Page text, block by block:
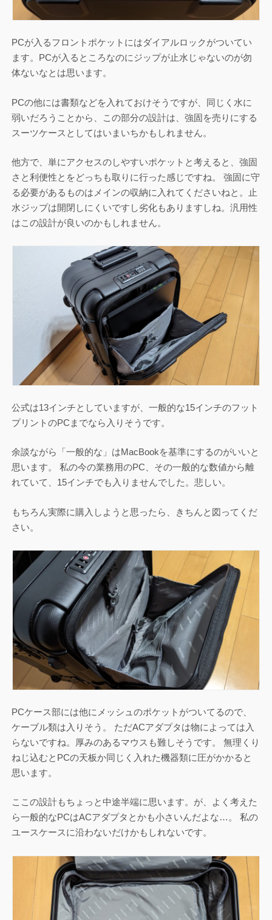
PCが入るフロントポケットにはダイアルロックがついてい
ます。PCが入るところなのにジップが止水じゃないのが勿
体ないなとは思います。
PCの他には書類などを入れておけそうですが、同じく水に
弱いだろうことから、この部分の設計は、強固を売りにする
スーツケースとしてはいまいちかもしれません。
他方で、単にアクセスのしやすいポケットと考えると、強固
さと利便性とをどっちも取りに行った感じですね。 強固に守
る必要があるものはメインの収納に入れてくださいねと。止
水ジップは開閉しにくいですし劣化もありますしね。汎用性
はこの設計が良いのかもしれません。
公式は13インチとしていますが、一般的な15インチのフット
プリントのPCまでなら入りそうです。
余談ながら「一般的な」はMacBookを基準にするのがいいと
思います。 私の今の業務用のPC、その一般的な数値から離
れていて、15インチでも入りませんでした。悲しい。
もちろん実際に購入しようと思ったら、きちんと図ってくだ
さい。
PCケース部には他にメッシュのポケットがついてるので、
ケーブル類は入りそう。 ただACアダプタは物によっては入
らないですね。厚みのあるマウスも難しそうです。 無理くり
ねじ込むとPCの天板か同じく入れた機器類に圧がかかると
思います。
ここの設計もちょっと中途半端に思います。が、よく考えた
ら一般的なPCはACアダプタとかも小さいんだよな…。 私の
ユースケースに沿わないだけかもしれないです。